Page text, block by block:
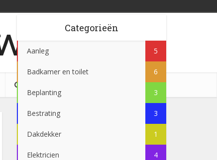
Categorieën
Aanleg 5
Badkamer en toilet 6
Beplanting 3
Bestrating 3
Dakdekker 1
Elektricien 4